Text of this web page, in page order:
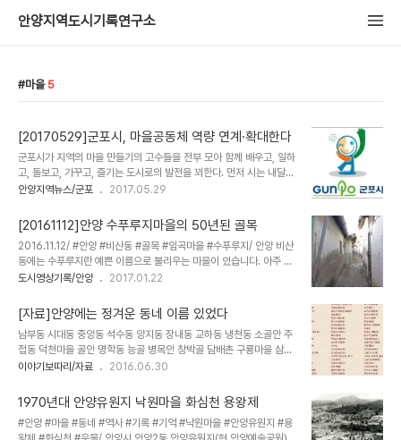
안양지역도시기록연구소
마을 5
[20170529]군포시, 마을공동체 역량 연계·확대한다
군포시가 지역의 마을 만들기의 고수들을 전부 모아 함께 배우고, 일하
고, 돌보고, 가꾸고, 즐기는 도시로의 발전을 꾀한다. 먼저 시는 내달
중 지역 내에 활동 중인 마을공동체 현황을 전수조사한다. 단순 친목이
모임이 아닌 공동체의 발전을 추구하는 모임이 조사 대상이다. 공동 육
아, 다문화가족 한글 교육, 마을학교, 소외계층 지원, 일자리 창출 등을
목적으로 활동하는 5인 이상의 주민 모임을 운영 중인 시민들이 이번
조사에 적극 참여해주길 시는 당부하고 있다. 시는 공동체 모임 조사가
마무리되면 마을공동체 위원회를 구성하고, 민간협력 네트워크도 구
다. 특히 7월 중에는 ..
안양지역뉴스/군포 2017.05.29
[20161112]안양 수푸루지마을의 50년된 골목
2016.11.12/ #안양 #비산동 #골목 #임곡마을 #수푸루지/ 안양 비산
동에는 수푸루지란 예쁜 이름으로 불리우는 마을이 있습니다. 아주 오
래된 마을이라 노후하다 보니 두차례 재개발 사업을 통해 마을의 절반
이 추진되면서 완전히 사라질 예정이지요. 영상에 담은 골목은 1950
년대 부터 있던 골목으로 사람 한명이 지나갈 정도로 좁고 긴데 안양에
서 가장 길 골목이 아닐까 싶습니다.
도시영상기록/안양 2017.01.22
[자료]안양에는 정겨운 동네 이름 있었다
남부동 시대동 중앙동 석수동 양지동 장내동 교하동 냉천동 소골안 주
접동 덕천마을 골안 명학동 능골 병목안 창박골 담배촌 구룡마을 삼막
골 벌터 신촌 범고개 붓골 박달리 ..등 과거 안양에는 졍겨운 이름으로
로 승격되면서 안양 1.2.3.---9동, 석수1.2.3동 등 멋없이 숫자로 일
렬을 세워 획일화 시켜버렸고 3동은 9동으로 분동이 되면서 위치 또
한 뒤죽박죽이다. 물론 순수 우리말로 불리우던 동네 지명을 일제강점
이야기보따리/자료 2016.06.30
1970년대 안양유원지 낙원마을 화심천 용왕제
#안양 #마을 #동네 #역사 #기록 #기억 #낙원마을 #안양유원지 #용